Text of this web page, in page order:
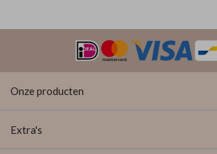
Onze producten
Extra's